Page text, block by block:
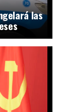
las